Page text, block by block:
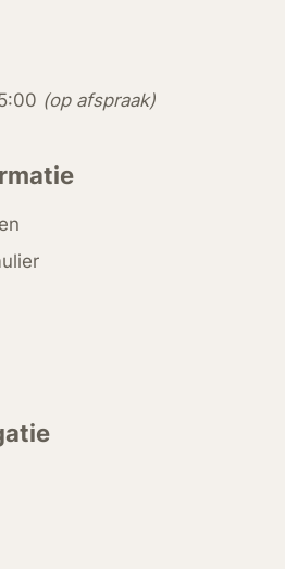
(op afspraak)